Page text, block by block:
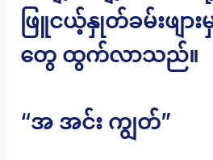
ဖြူငယ့်နှုတ်ခမ်းဖျာ
တွေ ထွက်လာသည်။
“အ အင်း ကျွတ်”